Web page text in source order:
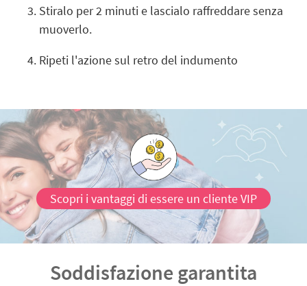
Stiralo per 2 minuti e lascialo raffreddare senza
muoverlo.
Ripeti l'azione sul retro del indumento
Scopri i vantaggi di essere un cliente VIP
Soddisfazione garantita